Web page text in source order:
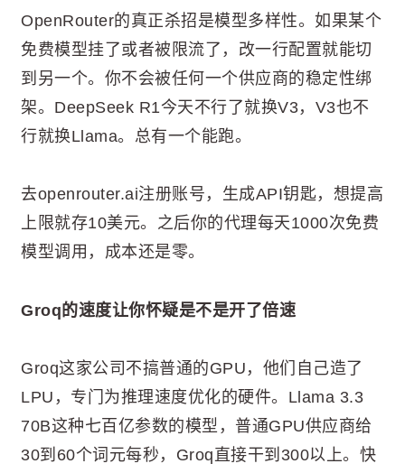
OpenRouter的真正杀招是模型多样性。如果某个
免费模型挂了或者被限流了，改一行配置就能切
到另一个。你不会被任何一个供应商的稳定性绑
架。DeepSeek R1今天不行了就换V3，V3也不
行就换Llama。总有一个能跑。
去openrouter.ai注册账号，生成API钥匙，想提高
上限就存10美元。之后你的代理每天1000次免费
模型调用，成本还是零。
Groq的速度让你怀疑是不是开了倍速
Groq这家公司不搞普通的GPU，他们自己造了
LPU，专门为推理速度优化的硬件。Llama 3.3
70B这种七百亿参数的模型，普通GPU供应商给
30到60个词元每秒，Groq直接干到300以上。快